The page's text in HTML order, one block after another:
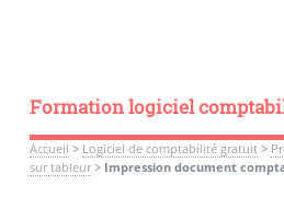
Formation logiciel
Accueil > Logiciel de comptabilité gratuit>
sur tableur> Impression document